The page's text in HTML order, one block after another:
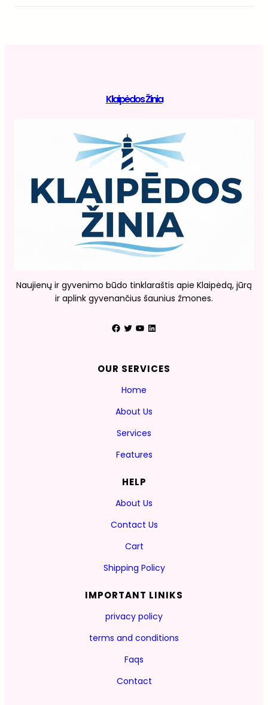
Klaipėdos Žinia
Naujienų ir gyvenimo būdo tinklaraštis apie Klaipėdą, jūrą
ir aplink gyvenančius šaunius žmones.
Facebook Twitter YouTube LinkedIn
OUR SERVICES
Home
About Us
Services
Features
HELP
About Us
Contact Us
Cart
Shipping Policy
IMPORTANT LINIKS
privacy policy
terms and conditions
Faqs
Contact